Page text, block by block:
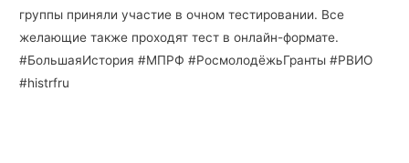
группы приняли участие в очном тестировании. Все
желающие также проходят тест в онлайн-формате.
#БольшаяИстория #МПРФ #РосмолодёжьГранты #РВИО
#histrfru